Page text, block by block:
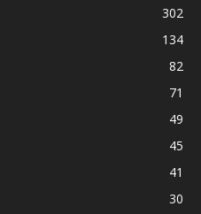
302
134
82
71
49
45
41
30